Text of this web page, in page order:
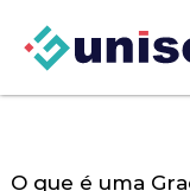
O que é uma